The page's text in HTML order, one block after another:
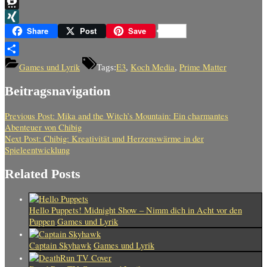
Threema
XINGShare Post Save
TeilenGames und Lyrik Tags:E3, Koch Media, Prime Matter
Beitragsnavigation
Previous Post: Mika and the Witch’s Mountain: Ein charmantes
Abenteuer von Chibig
Next Post: Chibig: Kreativität und Herzenswärme in der
Spieleentwicklung
Related Posts
Hello Puppets! Midnight Show – Nimm dich in Acht vor den
Puppen Games und Lyrik
Captain Skyhawk Games und Lyrik